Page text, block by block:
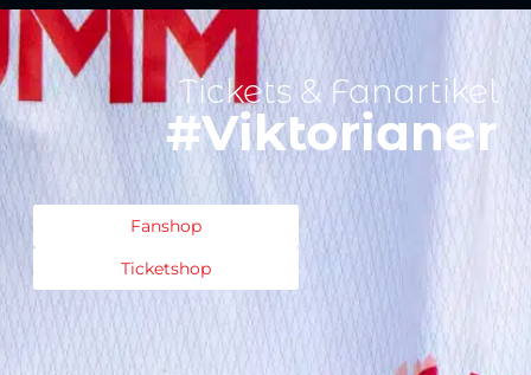
Tickets & Fanartikel
#Viktorianer
Fanshop
Ticketshop